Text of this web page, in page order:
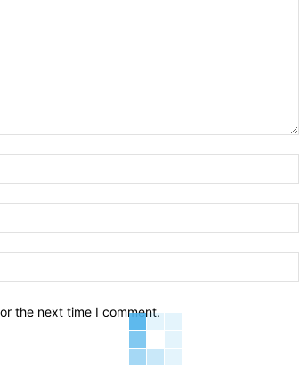
the next time I comment.